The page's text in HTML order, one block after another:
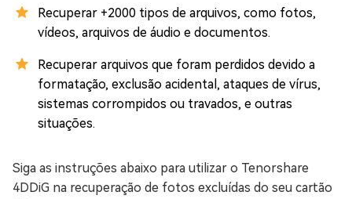
Recuperar +2000 tipos de arquivos, como fotos,
vídeos, arquivos de áudio e documentos.
Recuperar arquivos que foram perdidos devido a
formatação, exclusão acidental, ataques de vírus,
sistemas corrompidos ou travados, e outras
situações.
Siga as instruções abaixo para utilizar o Tenorshare
4DDiG na recuperação de fotos excluídas do seu cartão